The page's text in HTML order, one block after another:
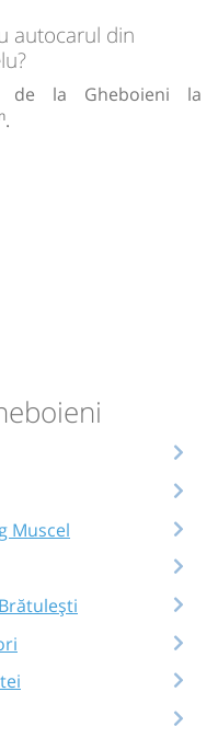
autocarul din
de la Gheboieni la
.
Muscel